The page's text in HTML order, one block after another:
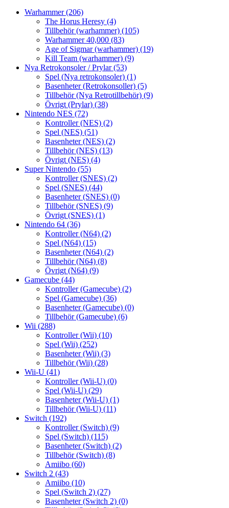
Warhammer(206)
The Horus Heresy (4)
Tillbehör (warhammer) (105)
Warhammer 40,000 (83)
Age of Sigmar (warhammer) (19)
Kill Team (warhammer) (9)
Nya Retrokonsoler / Prylar(53)
Spel (Nya retrokonsoler) (1)
Basenheter (Retrokonsoller) (5)
Tillbehör (Nya Retrotillbehör) (9)
Övrigt (Prylar) (38)
Nintendo NES (72)
Kontroller (NES) (2)
Spel (NES) (51)
Basenheter (NES) (2)
Tillbehör (NES) (13)
Övrigt (NES) (4)
Super Nintendo (55)
Kontroller (SNES) (2)
Spel (SNES) (44)
Basenheter (SNES) (0)
Tillbehör (SNES) (9)
Övrigt (SNES) (1)
Nintendo 64 (36)
Kontroller (N64) (2)
Spel (N64) (15)
Basenheter (N64) (2)
Tillbehör (N64) (8)
Övrigt (N64) (9)
Gamecube (44)
Kontroller (Gamecube) (2)
Spel (Gamecube) (36)
Basenheter (Gamecube) (0)
Tillbehör (Gamecube) (6)
Wii (288)
Kontroller (Wii) (10)
Spel (Wii) (252)
Basenheter (Wii) (3)
Tillbehör (Wii) (28)
Wii-U (41)
Kontroller (Wii-U) (0)
Spel (Wii-U) (29)
Basenheter (Wii-U) (1)
Tillbehör (Wii-U) (11)
Switch (192)
Kontroller (Switch) (9)
Spel (Switch) (115)
Basenheter (Switch) (2)
Tillbehör (Switch) (8)
Amiibo (60)
Switch 2 (43)
Amiibo (10)
Spel (Switch 2) (27)
Basenheter (Switch 2) (0)